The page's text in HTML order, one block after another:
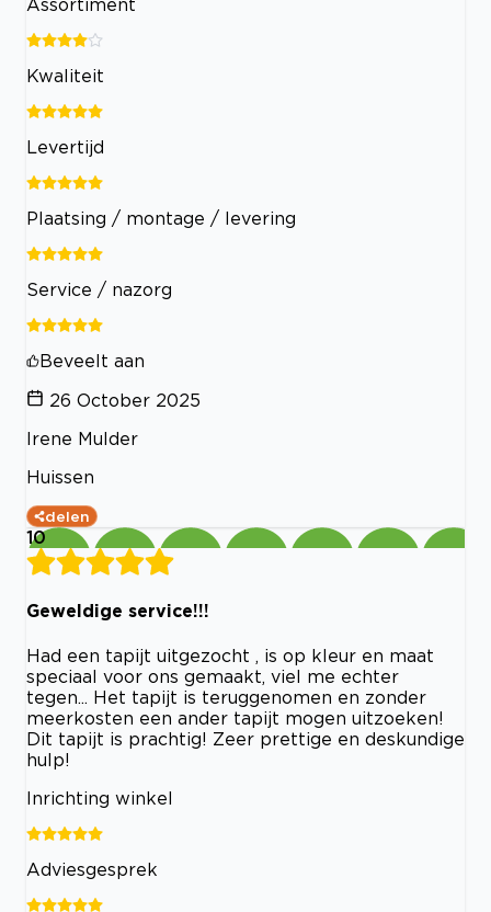
Assortiment
Kwaliteit
Levertijd
Plaatsing / montage / levering
Service / nazorg
Beveelt aan
26 October 2025
Irene Mulder
Huissen
delen
10
Geweldige service!!!
Had een tapijt uitgezocht , is op kleur en maat
speciaal voor ons gemaakt, viel me echter
tegen... Het tapijt is teruggenomen en zonder
meerkosten een ander tapijt mogen uitzoeken!
Dit tapijt is prachtig! Zeer prettige en deskundige
hulp!
Inrichting winkel
Adviesgesprek